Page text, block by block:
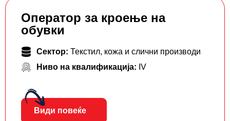
Оператор за кроење на
обувки
Сектор: Текстил, кожа и слични производи
Ниво на квалификација: IV
Види повеќе